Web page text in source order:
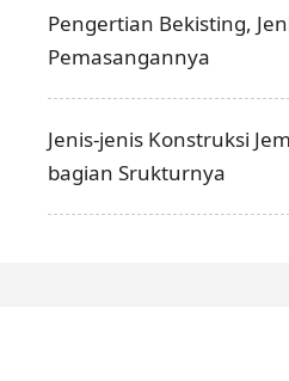
Pengertian Bekisting,
Pemasangannya
Jenis-jenis Konstruksi
bagian Srukturnya